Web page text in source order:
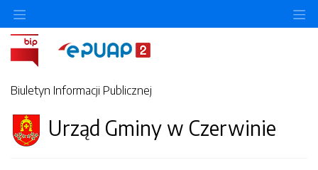
Biuletyn Informacji Publicznej
Urząd Gminy w Czerwinie